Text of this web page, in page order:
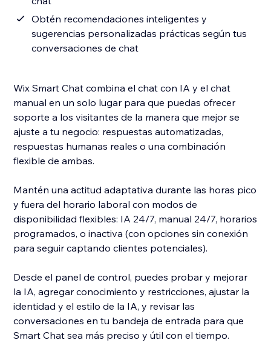
Obtén recomendaciones inteligentes y
sugerencias personalizadas prácticas según tus
conversaciones de chat
Wix Smart Chat combina el chat con IA y el chat
manual en un solo lugar para que puedas ofrecer
soporte a los visitantes de la manera que mejor se
ajuste a tu negocio: respuestas automatizadas,
respuestas humanas reales o una combinación
flexible de ambas.
Mantén una actitud adaptativa durante las horas pico
y fuera del horario laboral con modos de
disponibilidad flexibles: IA 24/7, manual 24/7, horarios
programados, o inactiva (con opciones sin conexión
para seguir captando clientes potenciales).
Desde el panel de control, puedes probar y mejorar
la IA, agregar conocimiento y restricciones, ajustar la
identidad y el estilo de la IA, y revisar las
conversaciones en tu bandeja de entrada para que
Smart Chat sea más preciso y útil con el tiempo.